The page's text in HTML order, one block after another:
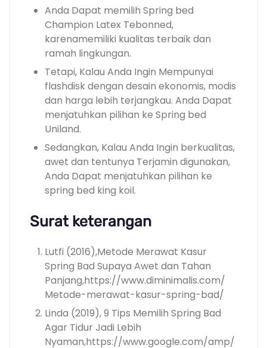
Anda Dapat memilih Spring bed
Champion Latex Tebonned,
karenamemiliki kualitas terbaik dan
ramah lingkungan.
Tetapi, Kalau Anda Ingin Mempunyai
flashdisk dengan desain ekonomis, modis
dan harga lebih terjangkau. Anda Dapat
menjatuhkan pilihan ke Spring bed
Uniland.
Sedangkan, Kalau Anda Ingin berkualitas,
awet dan tentunya Terjamin digunakan,
Anda Dapat menjatuhkan pilihan ke
spring bed king koil.
Surat keterangan
Lutfi (2016),Metode Merawat Kasur
Spring Bad Supaya Awet dan Tahan
Panjang,https://www.diminimalis.com/
Metode-merawat-kasur-spring-bad/
Linda (2019), 9 Tips Memilih Spring Bad
Agar Tidur Jadi Lebih
Nyaman,https://www.google.com/amp/